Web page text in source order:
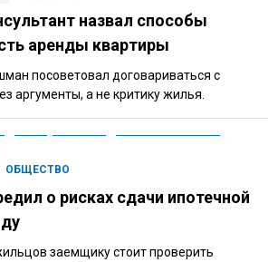
назвал способы
аренды квартиры
посоветовал договариваться с
аргументы, а не критику жилья.
ОБЩЕСТВО
о рисках сдачи ипотечной
заемщику стоит проверить